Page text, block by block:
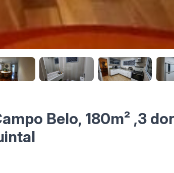
Belo, 180m² ,3